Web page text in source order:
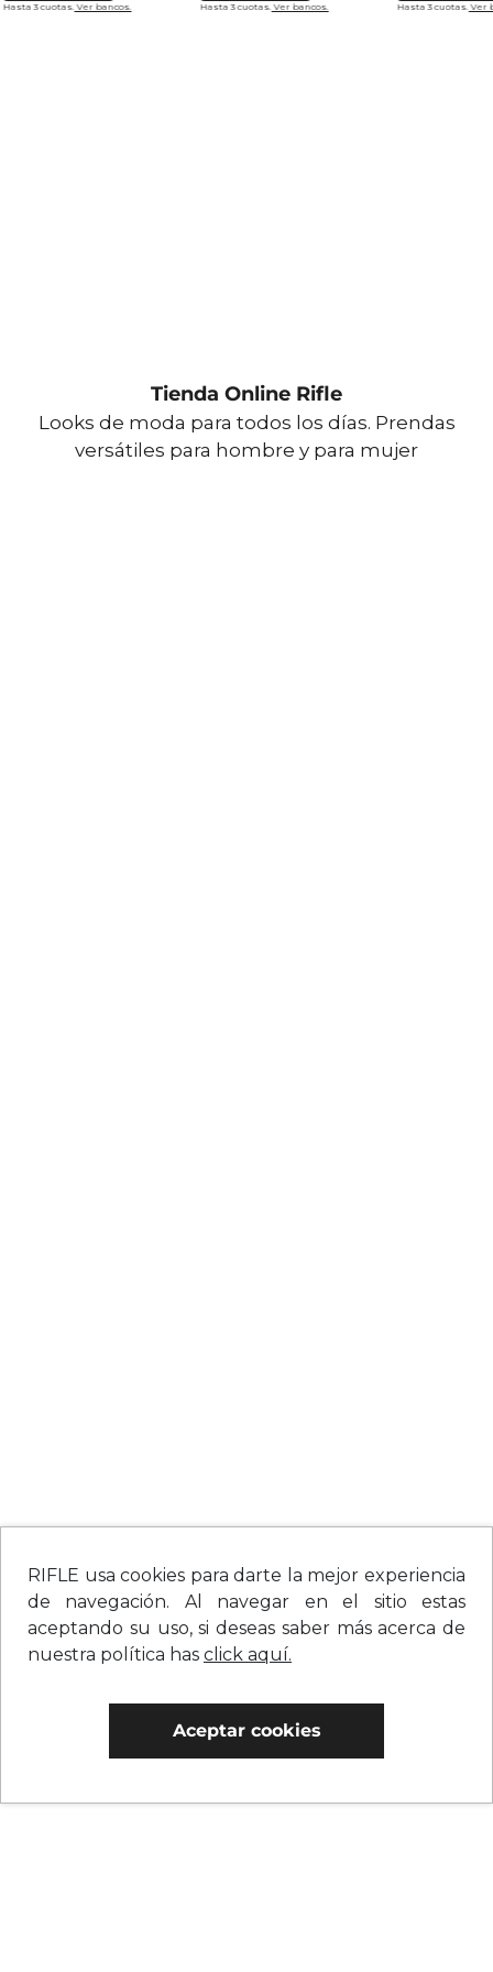
RIFLE usa cookies para darte la mejor experiencia
de navegación. Al navegar en el sitio estas
aceptando su uso, si deseas saber más acerca de
nuestra política has click aquí.
Aceptar cookies
Hasta 3 cuotas. Ver bancos.
Hasta 3 cuotas. Ver bancos.
Hasta 3 cuotas. Ver
Tienda Online Rifle
Looks de moda para todos los días. Prendas
versátiles para hombre y para mujer